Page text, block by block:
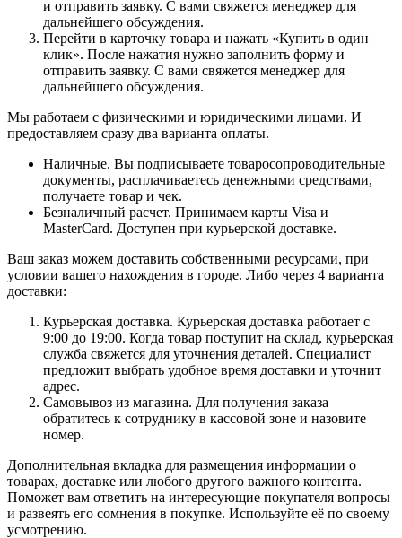
и отправить заявку. С вами свяжется менеджер для
дальнейшего обсуждения.
Перейти в карточку товара и нажать «Купить в один
клик». После нажатия нужно заполнить форму и
отправить заявку. С вами свяжется менеджер для
дальнейшего обсуждения.
Мы работаем с физическими и юридическими лицами. И
предоставляем сразу два варианта оплаты.
Наличные. Вы подписываете товаросопроводительные
документы, расплачиваетесь денежными средствами,
получаете товар и чек.
Безналичный расчет. Принимаем карты Visa и
MasterCard. Доступен при курьерской доставке.
Ваш заказ можем доставить собственными ресурсами, при
условии вашего нахождения в городе. Либо через 4 варианта
доставки:
Курьерская доставка. Курьерская доставка работает с
9:00 до 19:00. Когда товар поступит на склад, курьерская
служба свяжется для уточнения деталей. Специалист
предложит выбрать удобное время доставки и уточнит
адрес.
Самовывоз из магазина. Для получения заказа
обратитесь к сотруднику в кассовой зоне и назовите
номер.
Дополнительная вкладка для размещения информации о
товарах, доставке или любого другого важного контента.
Поможет вам ответить на интересующие покупателя вопросы
и развеять его сомнения в покупке. Используйте её по своему
усмотрению.